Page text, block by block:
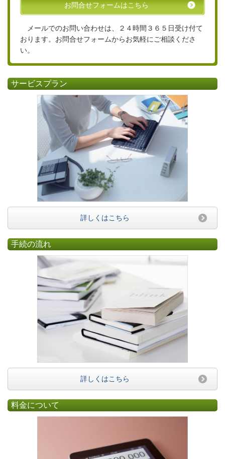
お問合せフォームはこちら
メールでのお問い合わせは、２４時間３６５日受け付て
おります。お問合せフォームからお気軽にご相談くださ
い。
サービスプラン
詳しくはこちら
手続の流れ
詳しくはこちら
料金について